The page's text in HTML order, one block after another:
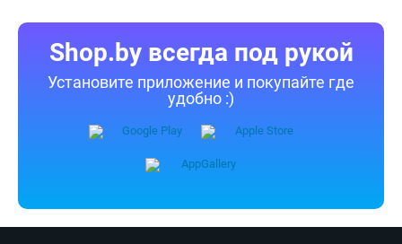
Shop.by всегда под рукой
Установите приложение и покупайте где
удобно :)